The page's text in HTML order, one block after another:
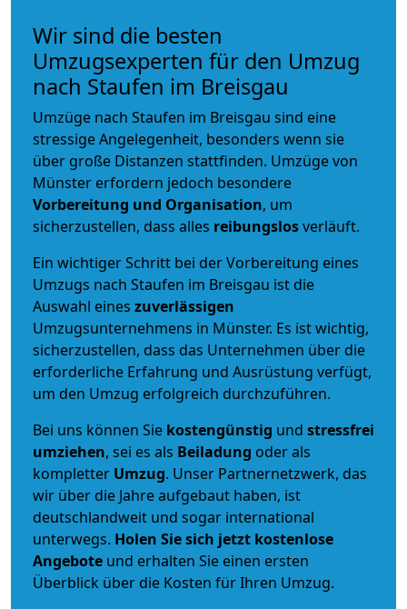
Wir sind die besten
Umzugsexperten für den Umzug
nach Staufen im Breisgau
Umzüge nach Staufen im Breisgau sind eine
stressige Angelegenheit, besonders wenn sie
über große Distanzen stattfinden. Umzüge von
Münster erfordern jedoch besondere
Vorbereitung und Organisation, um
sicherzustellen, dass alles reibungslosverläuft.
Ein wichtiger Schritt bei der Vorbereitung eines
Umzugs nach Staufen im Breisgau ist die
Auswahl eines zuverlässigen
Umzugsunternehmens in Münster. Es ist wichtig,
sicherzustellen, dass das Unternehmen über die
erforderliche Erfahrung und Ausrüstung verfügt,
um den Umzug erfolgreich durchzuführen.
Bei uns können Sie kostengünstig und stressfrei
umziehen, sei es als Beiladung oder als
kompletter Umzug. Unser Partnernetzwerk, das
wir über die Jahre aufgebaut haben, ist
deutschlandweit und sogar international
unterwegs. Holen Sie sich jetzt kostenlose
Angebote und erhalten Sie einen ersten
Überblick über die Kosten für Ihren Umzug.